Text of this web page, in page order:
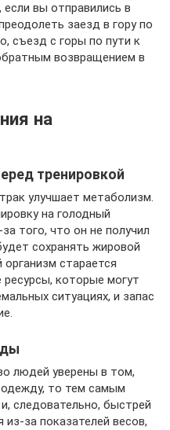
вы отправились в
заезд в гору по
съезд с горы по пути к
возвращением в
на
тренировкой
улучшает метаболизм.
на голодный
того, что он не получил
сохранять жировой
старается
которые могут
ситуациях, и запас
людей уверены в том,
то тем самым
следовательно, быстрей
за показателей весов,